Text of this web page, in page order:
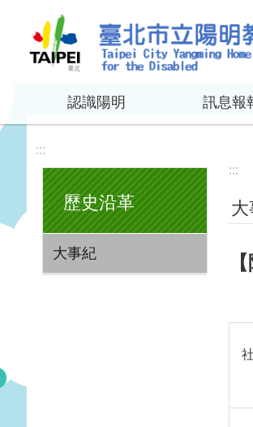
認識陽明 訊息報
:::
歷史沿革
大事紀
:::